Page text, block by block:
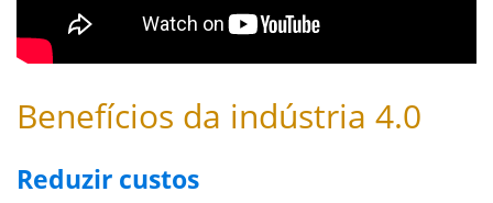
Benefícios da indústria 4.0
Reduzir custos